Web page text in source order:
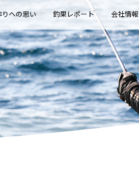
への思い 釣果レポート 会社情報